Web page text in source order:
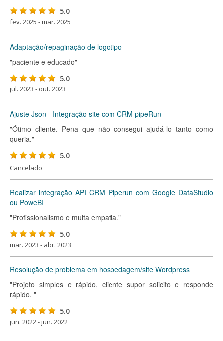
5.0
fev. 2025 - mar. 2025
Adaptação/repaginação de logotipo
"paciente e educado"
5.0
jul. 2023 - out. 2023
Ajuste Json - Integração site com CRM pipeRun
"Ótimo cliente. Pena que não consegui ajudá-lo tanto como
queria."
5.0
Cancelado
Realizar integração API CRM Piperun com Google DataStudio
ou PoweBI
"Profissionalismo e muita empatia."
5.0
mar. 2023 - abr. 2023
Resolução de problema em hospedagem/site Wordpress
"Projeto simples e rápido, cliente supor solicito e responde
rápido. "
5.0
jun. 2022 - jun. 2022